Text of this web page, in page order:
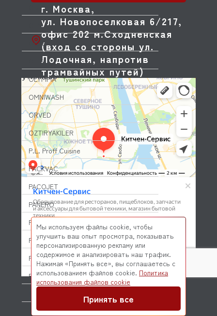
ODE
OEM
OLAB
OLIS
OLYMPIA
OMNIWASH
ORVED
OZTIRYAKILER
P.L. Proff Cuisine
PACKVAC
PACOJET
PANERO
PARKER
PASQUINI
PAVONI
PIRON
PLAS-CONT
г. Москва,
ул. Новопоселковая 6/217,
офис 202 м.Сходненская
(вход со стороны ул.
Лодочная, напротив
трамвайных путей)
© 2026 Kitchen-Service.com Интернет-магазин запчастей
и оборудования профессиональной кухни
Мы используем файлы cookie, чтобы
улучшить ваш опыт просмотра, показывать
персонализированную рекламу или
содержимое и анализировать наш трафик.
Нажимая «Принять все», вы соглашаетесь с
использованием файлов cookie. Политика
использования файлов cookie
Принять все